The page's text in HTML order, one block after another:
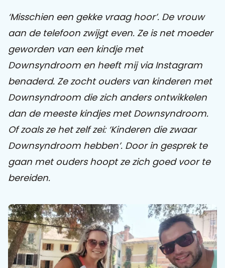
Themabijeenkomsten
Praat mee
Sophi
Sophi
‘Misschien een gekke vraag hoor’. De vrouw
aan de telefoon zwijgt even. Ze is net moeder
geworden van een kindje met
Downsyndroom en heeft mij via Instagram
benaderd. Ze zocht ouders van kinderen met
Downsyndroom die zich anders ontwikkelen
dan de meeste kindjes met Downsyndroom.
Of zoals ze het zelf zei: ‘Kinderen die zwaar
Downsyndroom hebben’. Door in gesprek te
gaan met ouders hoopt ze zich goed voor te
bereiden.